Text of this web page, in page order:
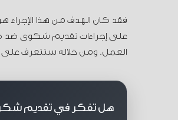
فقد كان الهدف من هذا
على إجراءات تقديم شكوى
العمل. ومن خلاله ستتعرف
هل تفكر في تقديم